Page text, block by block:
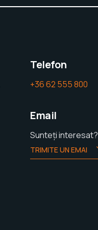
Telefon
+36 62 555 800
Email
Sunteți interesat?
TRIMITE UN EMAI